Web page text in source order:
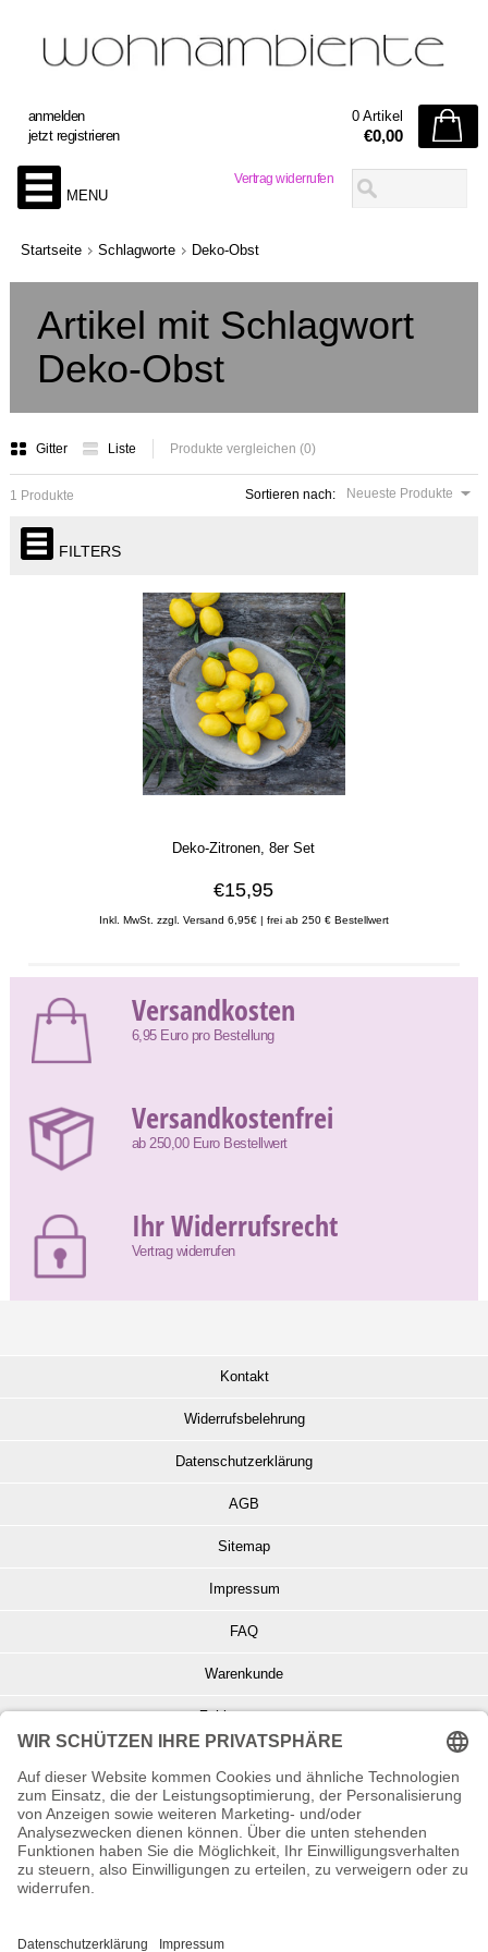
Vertrag widerrufen
anmelden
jetzt registrieren
0 Artikel
€0,00
MENU
Startseite Schlagworte Deko-Obst
Artikel mit Schlagwort
Deko-Obst
Gitter Liste Produkte vergleichen (0)
Sortieren nach: Neueste Produkte
1 Produkte
FILTERS
Deko-Zitronen, 8er Set
€15,95
Inkl. MwSt. zzgl. Versand 6,95€ | frei ab 250 € Bestellwert
Versandkosten
6,95 Euro pro Bestellung
Versandkostenfrei
ab 250,00 Euro Bestellwert
Ihr Widerrufsrecht
Vertrag widerrufen
Kontakt
Widerrufsbelehrung
Datenschutzerklärung
AGB
Sitemap
Impressum
FAQ
Warenkunde
Zahlungsarten
Info zu Elektro- u. Elektronikgeräten
Batterieentsorgung
Informationen zur Echtheit von Kundenbewertungen